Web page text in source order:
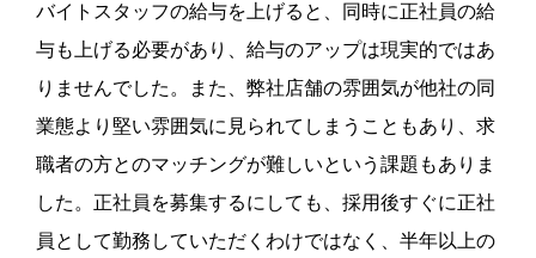
バイトスタッフの給与を上げると、同時に正社員の給
与も上げる必要があり、給与のアップは現実的ではあ
りませんでした。また、弊社店舗の雰囲気が他社の同
業態より堅い雰囲気に見られてしまうこともあり、求
職者の方とのマッチングが難しいという課題もありま
した。正社員を募集するにしても、採用後すぐに正社
員として勤務していただくわけではなく、半年以上の